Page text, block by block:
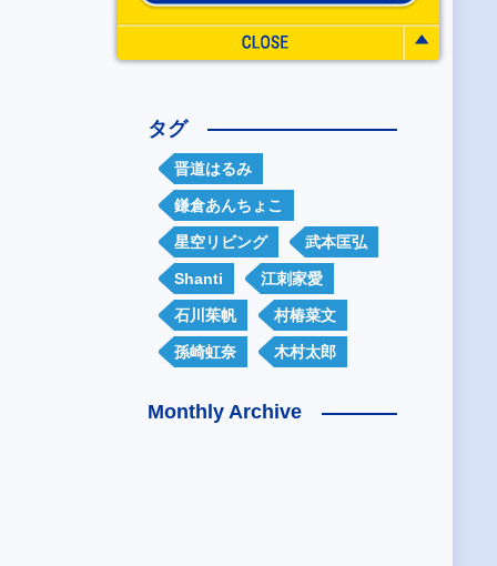
タグ
晋道はるみ
鎌倉あんちょこ
星空リビング 武本匡弘
Shanti 江刺家愛
石川茱帆 村椿菜文
孫崎虹奈 木村太郎
Monthly Archive